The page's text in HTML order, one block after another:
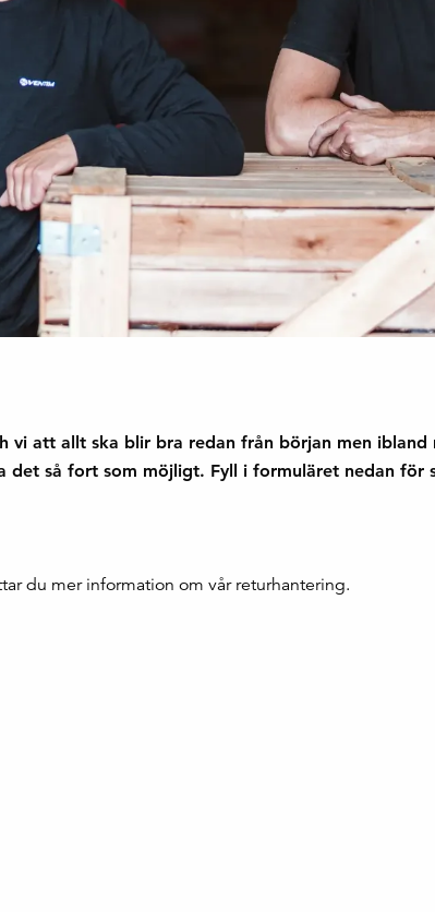
vi att allt ska blir bra redan från början men ibland
det så fort som möjligt. Fyll i formuläret nedan för
du mer information om vår returhantering.